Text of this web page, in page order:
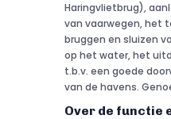
Haringvlietbrug),
van vaarwegen, het
bruggen en sluizen
op het water, het
t.b.v. een goede
van de havens.
Over de functie